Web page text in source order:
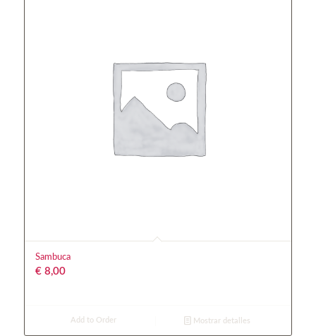
Sambuca
€8,00
Add to Order Mostrar detalles